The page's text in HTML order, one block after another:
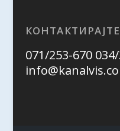
071/253-670